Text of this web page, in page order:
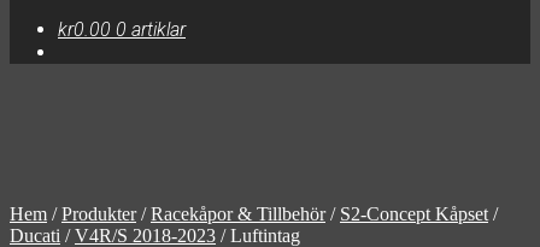
kr0.00 0 artiklar
Hem /Produkter/Racekåpor & Tillbehör/ S2-Concept Kåpset /
Ducati /V4R/S 2018-2023 /Luftintag